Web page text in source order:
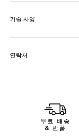
효과적이고 컴팩트한
기술 사양
연락처
무료 배송
& 반품